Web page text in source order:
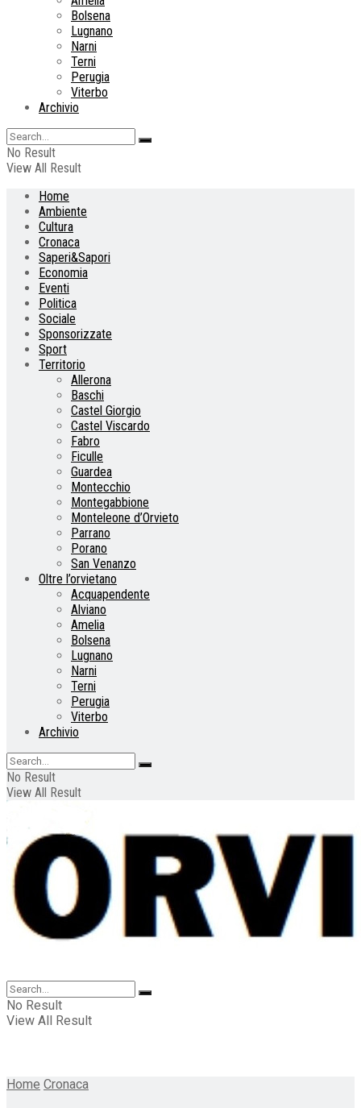
Bolsena
Lugnano
Narni
Terni
Perugia
Viterbo
Archivio
No Result
View All Result
Home
Ambiente
Cultura
Cronaca
Saperi&Sapori
Economia
Eventi
Politica
Sociale
Sponsorizzate
Sport
Territorio
Allerona
Baschi
Castel Giorgio
Castel Viscardo
Fabro
Ficulle
Guardea
Montecchio
Montegabbione
Monteleone d’Orvieto
Parrano
Porano
San Venanzo
Oltre l’orvietano
Acquapendente
Alviano
Amelia
Bolsena
Lugnano
Narni
Terni
Perugia
Viterbo
Archivio
No Result
View All Result
No Result
View All Result
Home Cronaca